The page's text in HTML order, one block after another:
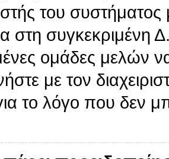
του
στη συγκεκριμένη
ομάδες μελών
με τον
το λόγο που δεν